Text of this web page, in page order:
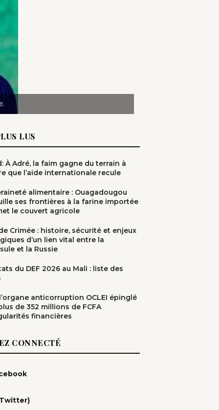
LUS
À Adré, la faim gagne du terrain à
que l’aide internationale recule
alimentaire : Ouagadougou
ses frontières à la farine importée
le couvert agricole
Crimée : histoire, sécurité et enjeux
d’un lien vital entre la
et la Russie
du DEF 2026 au Mali : liste des
anticorruption OCLEI épinglé
de 352 millions de FCFA
financières
CONNECTÉ